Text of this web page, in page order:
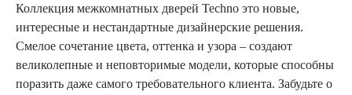
Коллекция межкомнатных дверей Techno это новые,
интересные и нестандартные дизайнерские решения.
Смелое сочетание цвета, оттенка и узора – создают
великолепные и неповторимые модели, которые способны
поразить даже самого требовательного клиента. Забудьте о